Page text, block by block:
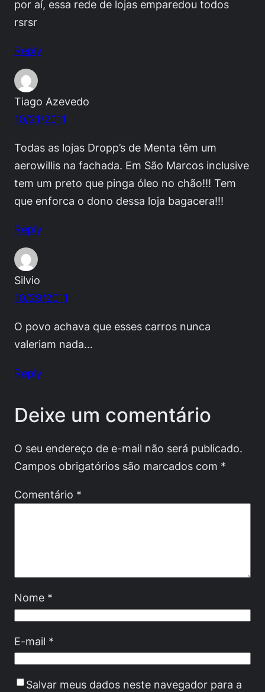
por aí, essa rede de lojas emparedou todos
rsrsr
Reply
Tiago Azevedo
10/21/2011
Todas as lojas Dropp’s de Menta têm um
aerowillis na fachada. Em São Marcos inclusive
tem um preto que pinga óleo no chão!!! Tem
que enforca o dono dessa loja bagacera!!!
Reply
Silvio
10/29/2011
O povo achava que esses carros nunca
valeriam nada…
Reply
Deixe um comentário
O seu endereço de e-mail não será publicado.
Campos obrigatórios são marcados com *
Comentário *
Nome *
E-mail *
Salvar meus dados neste navegador para a